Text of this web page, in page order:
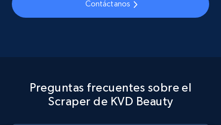
8.1K+ 716+ Prueba gratuita
URL, Title, Youtuber, Youtuber md5, Video url,
Video length, Likes, Views, and more.
Contáctanos
Preguntas frecuentes sobre el
Scraper de KVD Beauty